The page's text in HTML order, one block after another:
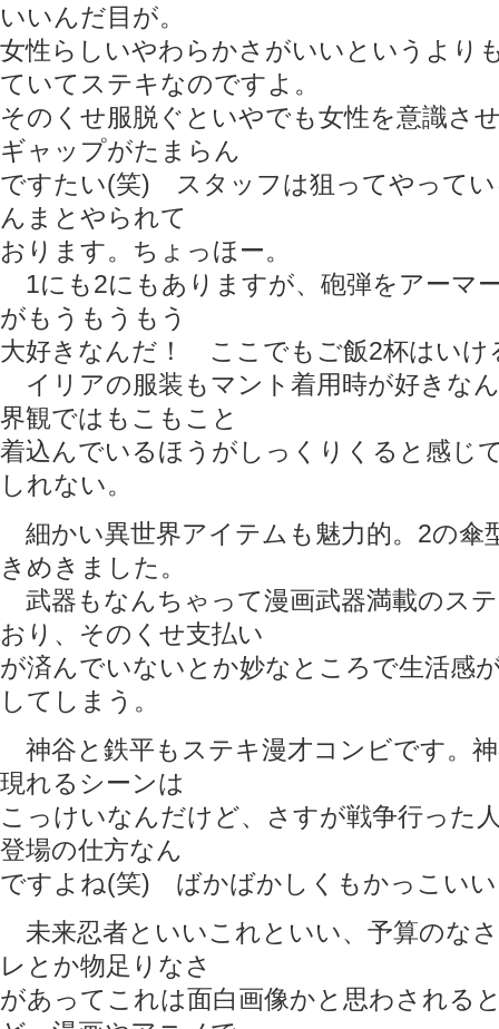
いいんだ目が。
女性らしいやわらかさがいいというより
ていてステキなのですよ。
そのくせ服脱ぐといやでも女性を意識さ
ギャップがたまらん
ですたい(笑) スタッフは狙ってやって
んまとやられて
おります。ちょっほー。
1にも2にもありますが、砲弾をアーマ
がもうもうもう
大好きなんだ！ ここでもご飯2杯はい
イリアの服装もマント着用時が好きな
界観ではもこもこと
着込んでいるほうがしっくりくると感じ
しれない。
細かい異世界アイテムも魅力的。2の傘
きめきました。
武器もなんちゃって漫画武器満載のス
おり、そのくせ支払い
が済んでいないとか妙なところで生活感
してしまう。
神谷と鉄平もステキ漫才コンビです。
現れるシーンは
こっけいなんだけど、さすが戦争行った
登場の仕方なん
ですよね(笑) ばかばかしくもかっこい
未来忍者といいこれといい、予算のな
レとか物足りなさ
があってこれは面白画像かと思わされる